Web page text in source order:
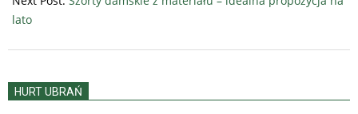
lato
HURT UBRAŃ